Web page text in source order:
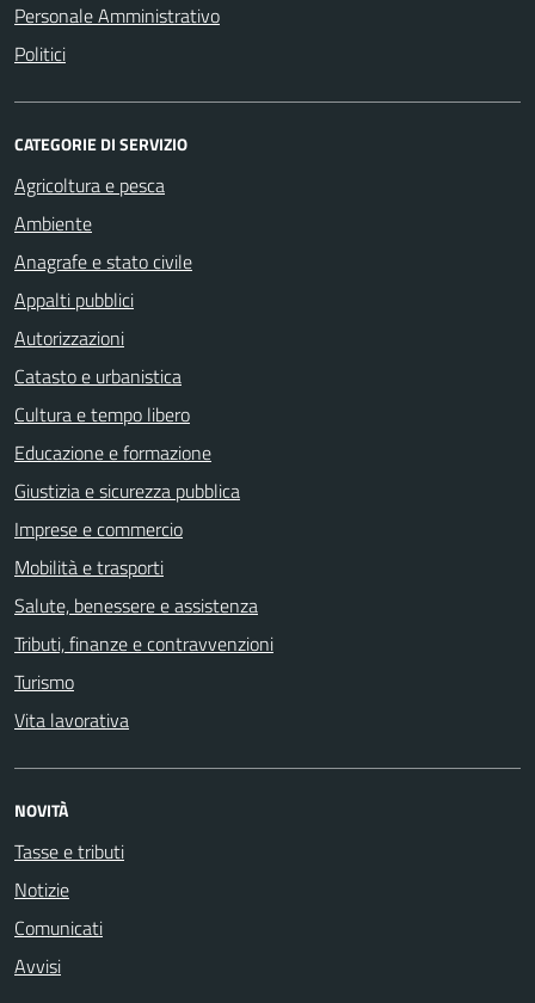
Personale Amministrativo
Politici
CATEGORIE DI SERVIZIO
Agricoltura e pesca
Ambiente
Anagrafe e stato civile
Appalti pubblici
Autorizzazioni
Catasto e urbanistica
Cultura e tempo libero
Educazione e formazione
Giustizia e sicurezza pubblica
Imprese e commercio
Mobilità e trasporti
Salute, benessere e assistenza
Tributi, finanze e contravvenzioni
Turismo
Vita lavorativa
NOVITÀ
Tasse e tributi
Notizie
Comunicati
Avvisi